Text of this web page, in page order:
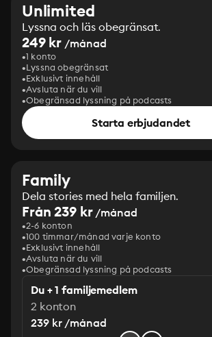
Unlimited
Lyssna och läs obegränsat.
249 kr /månad
1 konto
Lyssna obegränsat
Exklusivt innehåll
Avsluta när du vill
Obegränsad lyssning på podcasts
Starta erbjudandet
Family
Dela stories med hela familjen.
Från 239 kr/månad
2-6 konton
100 timmar/månad varje konto
Exklusivt innehåll
Avsluta när du vill
Obegränsad lyssning på podcasts
Du + 1 familjemedlem
2 konton
239 kr /månad